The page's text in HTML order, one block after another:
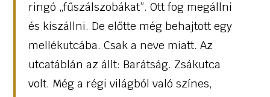
ringó „fűszálszobákat”. Ott fog megállni
és kiszállni. De előtte még behajtott egy
mellékutcába. Csak a neve miatt. Az
utcatáblán az állt: Barátság. Zsákutca
volt. Még a régi világból való színes,